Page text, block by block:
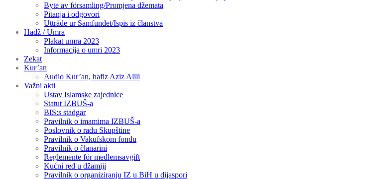
Byte av församling/Promjena džemata
Pitanja i odgovori
Utträde ur Samfundet/Ispis iz članstva
Hadž / Umra
Plakat umra 2023
Informacija o umri 2023
Zekat
Kur’an
Audio Kur’an, hafiz Aziz Alili
Važni akti
Ustav Islamske zajednice
Statut IZBUŠ-a
BIS:s stadgar
Pravilnik o imamima IZBUŠ-a
Poslovnik o radu Skupštine
Pravilnik o Vakufskom fondu
Pravilnik o članarini
Reglemente för medlemsavgift
Kućni red u džamiji
Pravilnik o organiziranju IZ u BiH u dijaspori